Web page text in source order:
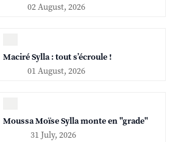
02 August, 2026
Maciré Sylla : tout s’écroule !
01 August, 2026
Moussa Moïse Sylla monte en "grade"
31 July, 2026